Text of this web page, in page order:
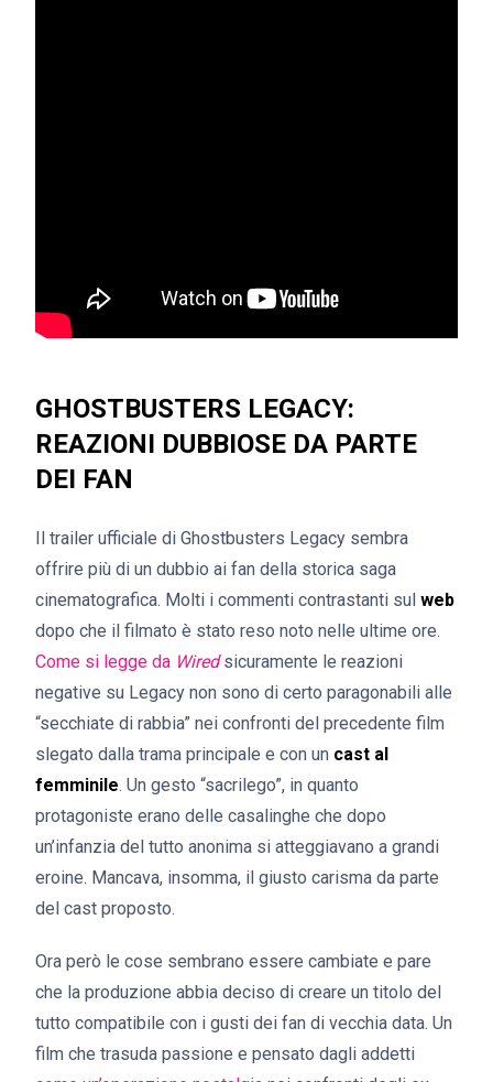
GHOSTBUSTERS LEGACY:
REAZIONI DUBBIOSE DA PARTE
DEI FAN
Il trailer ufficiale di Ghostbusters Legacy sembra
offrire più di un dubbio ai fan della storica saga
cinematografica. Molti i commenti contrastanti sul web
dopo che il filmato è stato reso noto nelle ultime ore.
Come si legge da Wiredsicuramente le reazioni
negative su Legacy non sono di certo paragonabili alle
“secchiate di rabbia” nei confronti del precedente film
slegato dalla trama principale e con un cast al
femminile. Un gesto “sacrilego”, in quanto
protagoniste erano delle casalinghe che dopo
un’infanzia del tutto anonima si atteggiavano a grandi
eroine. Mancava, insomma, il giusto carisma da parte
del cast proposto.
Ora però le cose sembrano essere cambiate e pare
che la produzione abbia deciso di creare un titolo del
tutto compatibile con i gusti dei fan di vecchia data. Un
film che trasuda passione e pensato dagli addetti